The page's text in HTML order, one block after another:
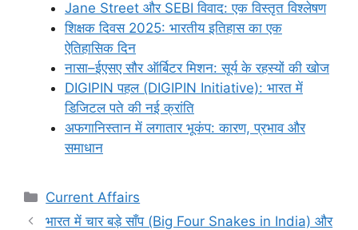
Jane Street और SEBI विवाद: एक विस्तृत विश्लेषण
शिक्षक दिवस 2025: भारतीय इतिहास का एक
ऐतिहासिक दिन
नासा–ईएसए सौर ऑर्बिटर मिशन: सूर्य के रहस्यों की खोज
DIGIPIN पहल (DIGIPIN Initiative): भारत में
डिजिटल पते की नई क्रांति
अफगानिस्तान में लगातार भूकंप: कारण, प्रभाव और
समाधान
Categories
Current Affairs
भारत में चार बड़े साँप (Big Four Snakes in India) और